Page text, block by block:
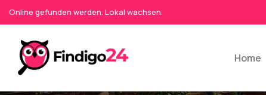
Online gefunden werden. Lokal wachsen.
Home